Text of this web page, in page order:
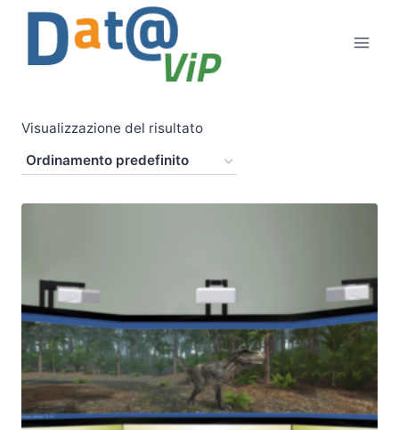
Salta
contenuto
Visualizzazione del risultato